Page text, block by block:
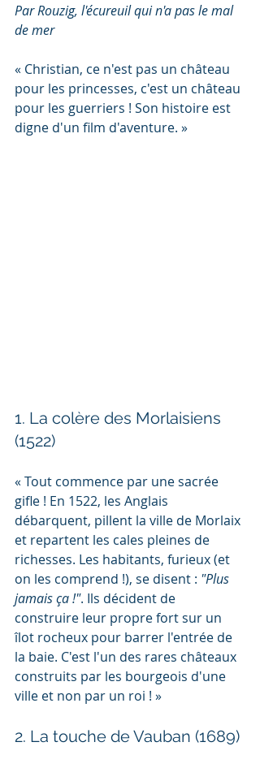
Par Rouzig, l'écureuil qui n'a pas le mal
de mer
« Christian, ce n'est pas un château
pour les princesses, c'est un château
pour les guerriers ! Son histoire est
digne d'un film d'aventure. »
1. La colère des Morlaisiens
(1522)
« Tout commence par une sacrée
gifle ! En 1522, les Anglais
débarquent, pillent la ville de Morlaix
et repartent les cales pleines de
richesses. Les habitants, furieux (et
on les comprend !), se disent : "Plus
jamais ça !". Ils décident de
construire leur propre fort sur un
îlot rocheux pour barrer l'entrée de
la baie. C'est l'un des rares châteaux
construits par les bourgeois d'une
ville et non par un roi ! »
2. La touche de Vauban (1689)